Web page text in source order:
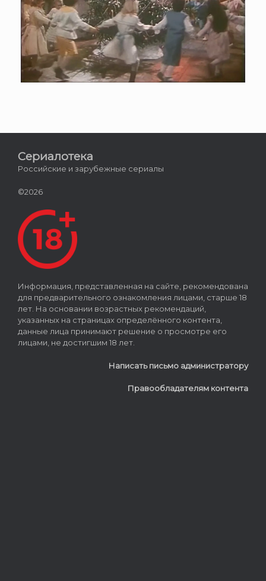
Сериалотека
Российские и зарубежные сериалы
©2026
Информация, представленная на сайте, рекомендована
для предварительного ознакомления лицами, старше 18
лет. На основании возрастных рекомендаций,
указанных на страницах определённого контента,
данные лица принимают решение о просмотре его
лицами, не достигшим 18 лет.
Написать письмо администратору
Правообладателям контента